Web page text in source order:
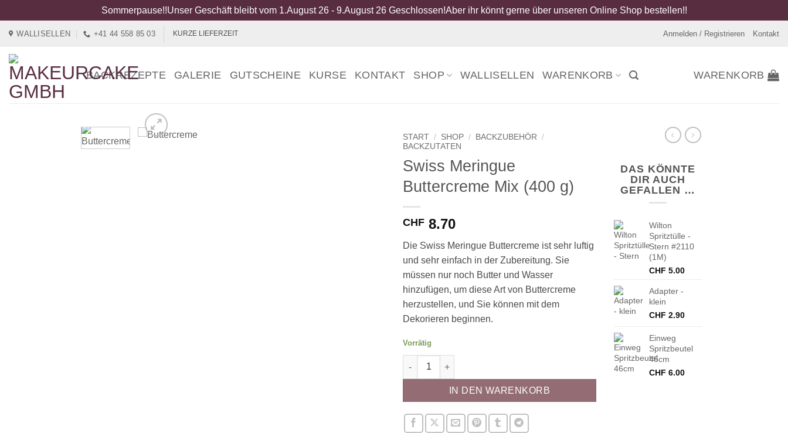
Sommerpause!!Unser Geschäft bleibt vom 1.August 26 - 9.August 26 Geschlossen!Aber ihr könnt gerne über unseren Online Shop bestellen!!
springen
WALLISELLEN +41 44 558 85 03 KURZE LIEFERZEIT Anmelden / Registrieren Kontakt
BACKREZEPTE GALERIE GUTSCHEINE KURSE KONTAKT SHOP WALLISELLEN WARENKORB WARENKORB
START / SHOP / BACKZUBEHÖR /
BACKZUTATEN
Swiss Meringue
Buttercreme Mix (400 g)
CHF 8.70
Die Swiss Meringue Buttercreme ist sehr luftig
und sehr einfach in der Zubereitung. Sie
müssen nur noch Butter und Wasser
hinzufügen, um diese Art von Buttercreme
herzustellen, und Sie können mit dem
Dekorieren beginnen.
Vorrätig
Swiss Meringue Buttercreme Mix (400 g) Menge
IN DEN WARENKORB
DAS KÖNNTE
DIR AUCH
GEFALLEN …
Wilton
Spritztülle -
Stern #2110
(1M)
CHF 5.00
Adapter -
klein
CHF 2.90
Einweg
Spritzbeutel
46cm
CHF 6.00